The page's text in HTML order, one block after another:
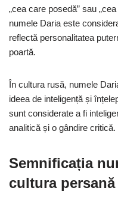
„cea care posedă” sau
numele Daria este
reflectă personalitatea
poartă.
În cultura rusă, numele
ideea de inteligență și
sunt considerate a fi
analitică și o gândire critică.
Semnificația
cultura persană